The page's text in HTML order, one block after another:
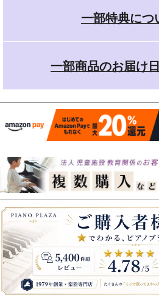
CASIO
KORG
Pearl
ドラムア
電子
カン
一部特典につ
一部商品のお届け